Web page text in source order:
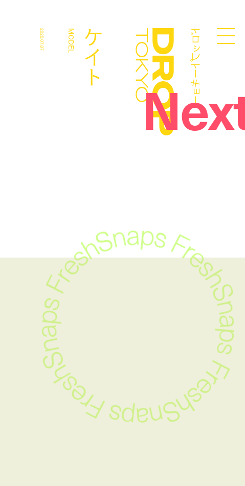
Droptokyo ドロップトーキョー
ケイト
MODEL
2020.07.07